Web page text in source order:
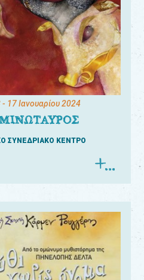
- 17 Ιανουαρίου 2024
ΣΥΝΕΔΡΙΑΚΟ ΚΕΝΤΡΟ